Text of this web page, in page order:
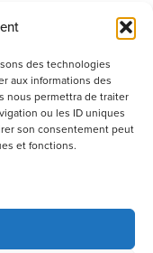
des technologies
aux informations des
nous permettra de traiter
ou les ID uniques
son consentement peut
et fonctions.
votre candidature